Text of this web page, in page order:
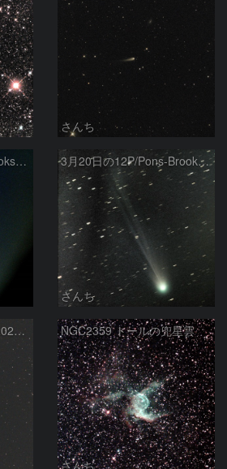
さんち
4月5日の12P/Pons-Brooks彗星 3月20日の12P/Pons-Brooks彗星
さんち
12P/Pons-Brooks彗星 2024-03-02 NGC2359 トールの兜星雲
さんち